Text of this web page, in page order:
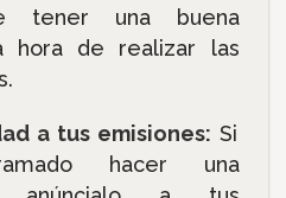
tener una buena
hora de realizar las
a tus emisiones: Si
hacer una